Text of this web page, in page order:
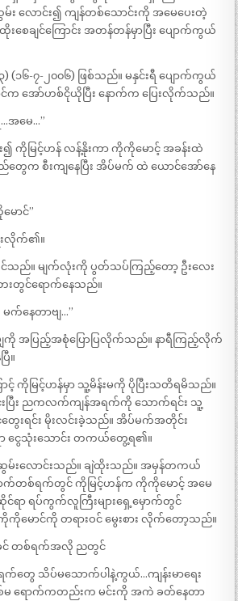
း လောင်း၍ ကျန်တစ်သောင်းကို အမေပေးတဲ့
စေချင်ကြောင်း အတန်တန်မှာပြီး ပျောက်ကွယ်
(၁၆-၇-၂၀၀၆) ဖြစ်သည်။ မနှင်းရီ ပျောက်ကွယ်
က အော်ဟစ်ငိုယိုပြီး နောက်က ပြေးလိုက်သည်။
အမေ…”
ကိုမြင့်ဟန် လန့်နိုးကာ ကိုကိုမောင့် အခန်းထဲ
ေက စီးကျနေပြီး အိပ်မက် ထဲ ယောင်အော်နေ
ာင်”
းလိုက်၏။
သည်။ မျက်လုံးကို ပွတ်သပ်ကြည့်တော့ ဦးလေး
းတွင်ရောက်နေသည်။
က်နေတာဗျ…”
ကို အပြည့်အစုံပြောပြလိုက်သည်။ နာရီကြည့်လိုက်
။
င့် ကိုမြင့်ဟန်မှာ သူ့မိန်းမကို ပိုပြီးသတိရမိသည်။
းပြီး ညကလက်ကျန်အရက်ကို သောက်ရင်း သူ့
တွေးရင်း မိုးလင်းခဲ့သည်။ အိပ်မက်အတိုင်း
ငွေသုံးသောင်း တကယ်တွေ့ရ၏။
မ်းလောင်းသည်။ ချဲထိုးသည်။ အမှန်တကယ်
က်တစ်ရက်တွင် ကိုမြင့်ဟန်က ကိုကိုမောင့် အမေ
ာ ရပ်ကွက်လူကြီးများရှေ့မှောက်တွင်
ကိုမောင်ကို တရားဝင် မွေးစား လိုက်တော့သည်။
န်ခင် တစ်ရက်အလို ညတွင်
ရက်တွေ သိပ်မသောက်ပါနဲ့ကွယ်…ကျန်းမာရေး
မ ရောက်ကတည်းက မင်းကို အကဲ ခတ်နေတာ